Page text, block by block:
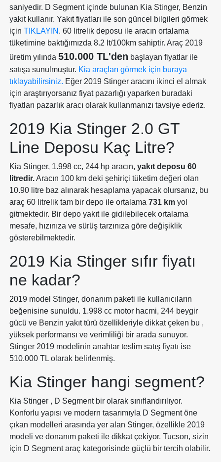
saniyedir. D Segment içinde bulunan Kia Stinger, Benzin
yakıt kullanır. Yakıt fiyatları ile son güncel bilgileri görmek
için TIKLAYIN . 60 litrelik deposu ile aracın ortalama
tüketimine baktığımızda 8.2 lt/100km sahiptir. Araç 2019
üretim yılında 510.000 TL'den başlayan fiyatlar ile
satışa sunulmuştur. Kia araçları görmek için buraya
tıklayabilirsiniz. Eğer 2019 Stinger aracını ikinci el almak
için araştırıyorsanız fiyat pazarlığı yaparken buradaki
fiyatları pazarlık aracı olarak kullanmanızı tavsiye ederiz.
2019 Kia Stinger 2.0 GT
Line Deposu Kaç Litre?
Kia Stinger, 1.998 cc, 244 hp aracın, yakıt deposu 60
litredir.Aracın 100 km deki şehiriçi tüketim değeri olan
10.90 litre baz alınarak hesaplama yapacak olursanız, bu
araç 60 litrelik tam bir depo ile ortalama 731 km yol
gitmektedir. Bir depo yakıt ile gidilebilecek ortalama
mesafe, hızınıza ve sürüş tarzınıza göre değişiklik
gösterebilmektedir.
2019 Kia Stinger sıfır fiyatı
ne kadar?
2019 model Stinger, donanım paketi ile kullanıcıların
beğenisine sunuldu. 1.998 cc motor hacmi, 244 beygir
gücü ve Benzin yakıt türü özellikleriyle dikkat çeken bu ,
yüksek performansı ve verimliliği bir arada sunuyor.
Stinger 2019 modelinin anahtar teslim satış fiyatı ise
510.000 TL olarak belirlenmiş.
Kia Stinger hangi segment?
Kia Stinger , D Segment bir olarak sınıflandırılıyor.
Konforlu yapısı ve modern tasarımıyla D Segment öne
çıkan modelleri arasında yer alan Stinger, özellikle 2019
modeli ve donanım paketi ile dikkat çekiyor. Tucson, sizin
için D Segment araç kategorisinde güçlü bir tercih olabilir.